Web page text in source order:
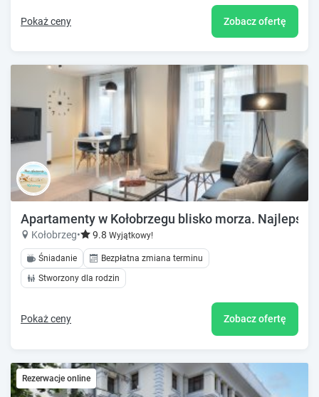
Pokaż ceny Zobacz ofertę
Apartamenty w Kołobrzegu blisko morza.
Kołobrzeg• 9.8 Wyjątkowy!
Śniadanie
Bezpłatna zmiana terminu
Stworzony dla rodzin
Pokaż ceny Zobacz ofertę
Rezerwacje online